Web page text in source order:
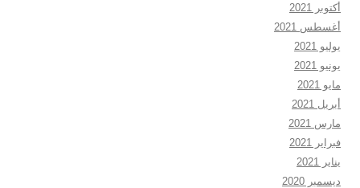
أكتوبر 2021
أغسطس 2021
يوليو 2021
يونيو 2021
مايو 2021
أبريل 2021
مارس 2021
فبراير 2021
يناير 2021
ديسمبر 2020